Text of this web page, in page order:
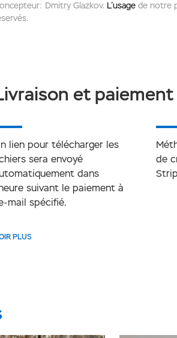
Dmitry Glazkov. L’usagede notre
et paiement
lien pour télécharger les
sera envoyé
dans
suivant le paiement à
mail spécifié.
de
PLUS